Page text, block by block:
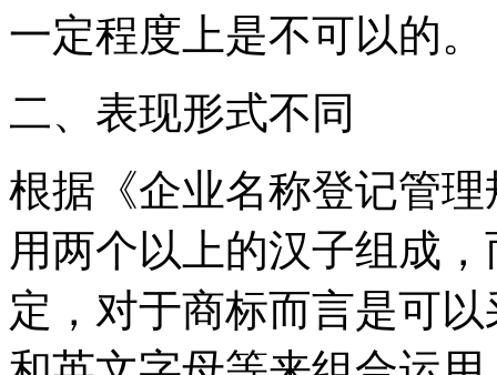
一定程度上是不可以的。
二、表现形式不同
根据《企业名称登记管
用两个以上的汉子组成
定，对于商标而言是可